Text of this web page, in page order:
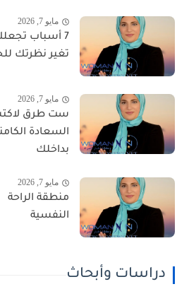
مايو 7, 2026
7 أسباب
تغير نظرتك
مايو 7, 2026
ست طرق
السعادة
بداخلك
مايو 7, 2026
منطقة الراحة
النفسية
دراسات وأبحاث